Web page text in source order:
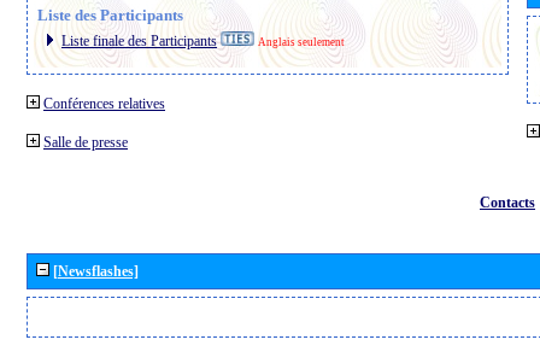
Liste des Participants
Liste finale des Participants Anglais seulement
Conférences relatives
Salle de presse
Contacts
[Newsflashes]